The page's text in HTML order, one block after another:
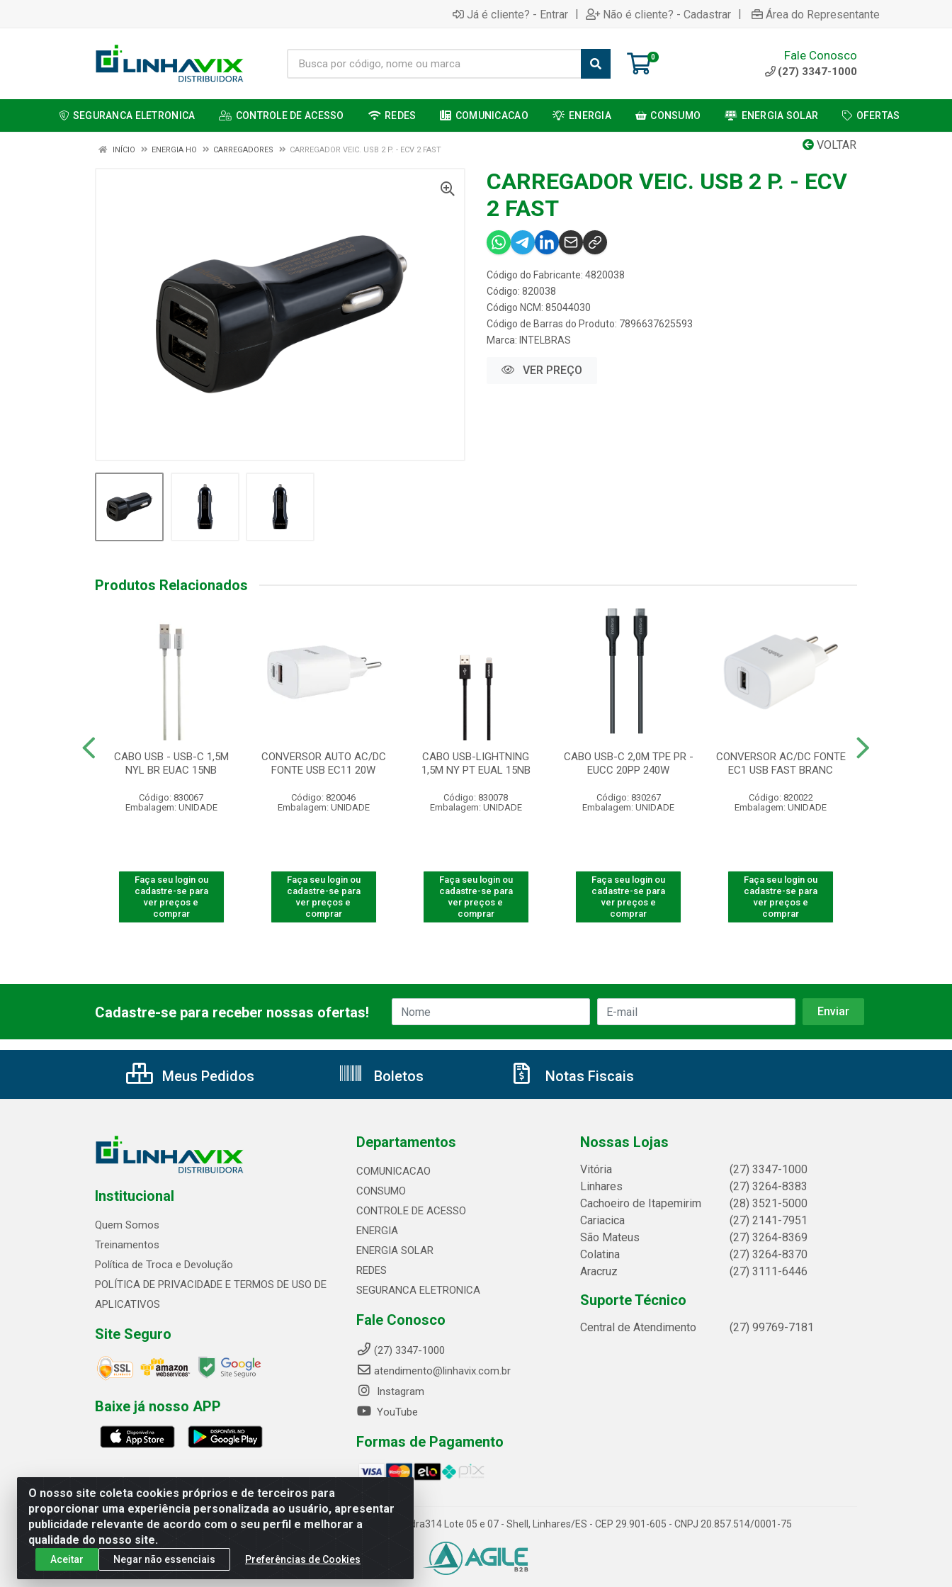
Já é cliente? - Entrar | Não é cliente? - Cadastrar | Área do Representante
0 Fale Conosco
(27) 3347-1000
SEGURANCA ELETRONICA CONTROLE DE ACESSO REDES COMUNICACAO ENERGIA CONSUMO ENERGIA SOLAR OFERTAS
VOLTAR
INÍCIO ENERGIA HO CARREGADORES CARREGADOR VEIC. USB 2 P. - ECV 2 FAST
CARREGADOR VEIC. USB 2 P. - ECV
2 FAST
Código do Fabricante: 4820038
Código: 820038
Código NCM: 85044030
Código de Barras do Produto: 7896637625593
Marca: INTELBRAS
VER PREÇO
Produtos Relacionados
CABO USB - USB-C 1,5M
NYL BR EUAC 15NB
Código: 830067
Embalagem: UNIDADE
Faça seu login ou
cadastre-se para
ver preços e
comprar
CONVERSOR AUTO AC/DC
FONTE USB EC11 20W
Código: 820046
Embalagem: UNIDADE
Faça seu login ou
cadastre-se para
ver preços e
comprar
CABO USB-LIGHTNING
1,5M NY PT EUAL 15NB
Código: 830078
Embalagem: UNIDADE
Faça seu login ou
cadastre-se para
ver preços e
comprar
CABO USB-C 2,0M TPE PR -
EUCC 20PP 240W
Código: 830267
Embalagem: UNIDADE
Faça seu login ou
cadastre-se para
ver preços e
comprar
CONVERSOR AC/DC FONTE
EC1 USB FAST BRANC
Código: 820022
Embalagem: UNIDADE
Faça seu login ou
cadastre-se para
ver preços e
comprar
O nosso site coleta cookies próprios e de terceiros para
proporcionar uma experiência personalizada ao usuário, apresentar
publicidade relevante de acordo com o seu perfil e melhorar a
qualidade do nosso site.
Aceitar Negar não essenciais Preferências de Cookies
Cadastre-se para receber nossas ofertas!
Meus Pedidos Boletos Notas Fiscais
Institucional
Quem Somos
Treinamentos
Política de Troca e Devolução
POLÍTICA DE PRIVACIDADE E TERMOS DE USO DE
APLICATIVOS
Site Seguro
Baixe já nosso APP
Departamentos
COMUNICACAO
CONSUMO
CONTROLE DE ACESSO
ENERGIA
ENERGIA SOLAR
REDES
SEGURANCA ELETRONICA
Fale Conosco
(27) 3347-1000
atendimento@linhavix.com.br
Instagram
YouTube
Formas de Pagamento
Nossas Lojas
Vitória
(27) 3347-1000
Linhares
(27) 3264-8383
Cachoeiro de Itapemirim
(28) 3521-5000
Cariacica
(27) 2141-7951
São Mateus
(27) 3264-8369
Colatina
(27) 3264-8370
Aracruz
(27) 3111-6446
Suporte Técnico
Central de Atendimento (27) 99769-7181
Linhavix Distribuidora LTDA - Avenida Alegre, 2521 - Quadra314 Lote 05 e 07 - Shell, Linhares/ES - CEP 29.901-605 - CNPJ 20.857.514/0001-75